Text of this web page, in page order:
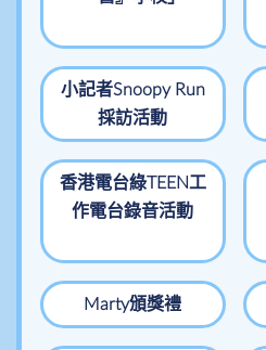
小記者Snoopy Run
採訪活動
香港電台綠TEEN工
作電台錄音活動
Marty頒獎禮